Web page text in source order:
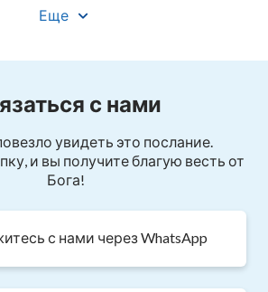
Еще
с нами
увидеть это послание.
и вы получите благую весть от
Бога!
с нами через WhatsApp